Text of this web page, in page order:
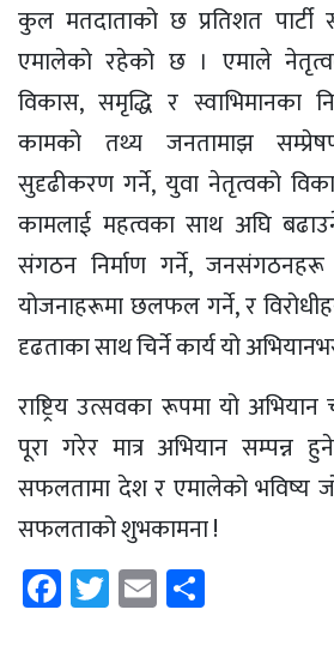
कुल मतदाताको छ प्रतिशत पार्टी
एमालेको रहेको छ । एमाले
विकास, समृद्धि र स्वाभिमानका
कामको तथ्य जनतामाझ सम्प्रेषण
सुदृढीकरण गर्ने, युवा नेतृत्वको
कामलाई महत्वका साथ अघि
संगठन निर्माण गर्ने, जनसंगठनहरू
योजनाहरूमा छलफल गर्ने, र
दृढताका साथ चिर्ने कार्य यो
राष्ट्रिय उत्सवका रूपमा यो
पूरा गरेर मात्र अभियान सम्पन्न
सफलतामा देश र एमालेको भविष्य
सफलताको शुभकामना !
Facebook
Twitter
Email